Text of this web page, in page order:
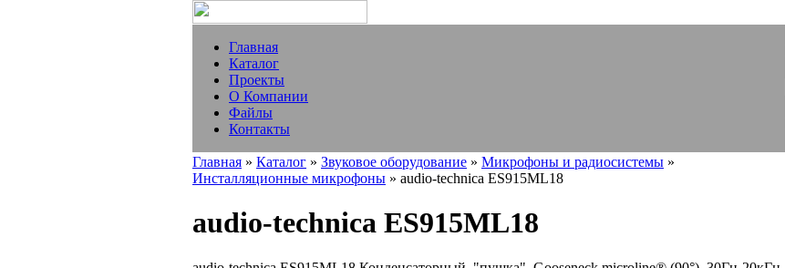
Главная
Каталог
Проекты
О Компании
Файлы
Контакты
Главная » Каталог » Звуковое оборудование » Микрофоны и радиосистемы »
Инсталляционные микрофоны » audio-technica ES915ML18
audio-technica ES915ML18